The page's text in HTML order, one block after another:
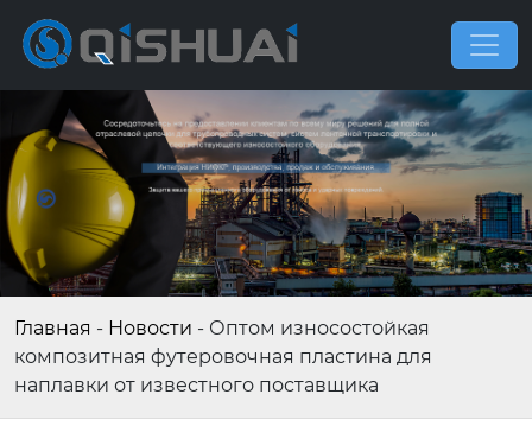
Главная - Новости - Оптом износостойкая
композитная футеровочная пластина для
наплавки от известного поставщика